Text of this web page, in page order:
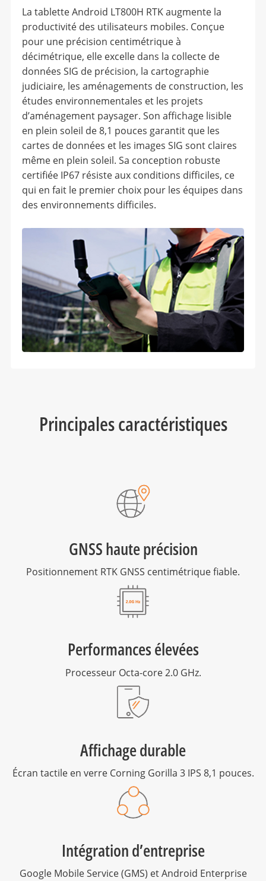
La tablette Android LT800H RTK augmente la
productivité des utilisateurs mobiles. Conçue
pour une précision centimétrique à
décimétrique, elle excelle dans la collecte de
données SIG de précision, la cartographie
judiciaire, les aménagements de construction, les
études environnementales et les projets
d’aménagement paysager. Son affichage lisible
en plein soleil de 8,1 pouces garantit que les
cartes de données et les images SIG sont claires
même en plein soleil. Sa conception robuste
certifiée IP67 résiste aux conditions difficiles, ce
qui en fait le premier choix pour les équipes dans
des environnements difficiles.
Principales caractéristiques
GNSS haute précision
Positionnement RTK GNSS centimétrique fiable.
Performances élevées
Processeur Octa-core 2.0 GHz.
Affichage durable
Écran tactile en verre Corning Gorilla 3 IPS 8,1 pouces.
Intégration d’entreprise
Google Mobile Service (GMS) et Android Enterprise